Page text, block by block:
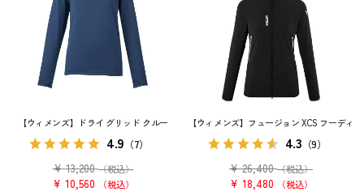
【ウィメンズ】ドライ グリッド クルー
4.9 （7）
¥ 13,200 （税込）
¥ 10,560 税込
【ウィメンズ】フュージョン XCS フーディ
4.3 （9）
¥ 26,400 （税込）
¥ 18,480 税込